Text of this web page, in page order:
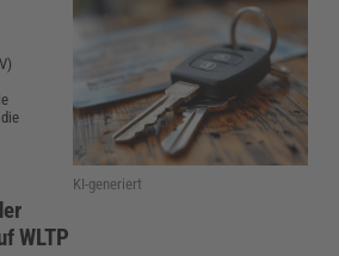
KI-generiert
WLTP